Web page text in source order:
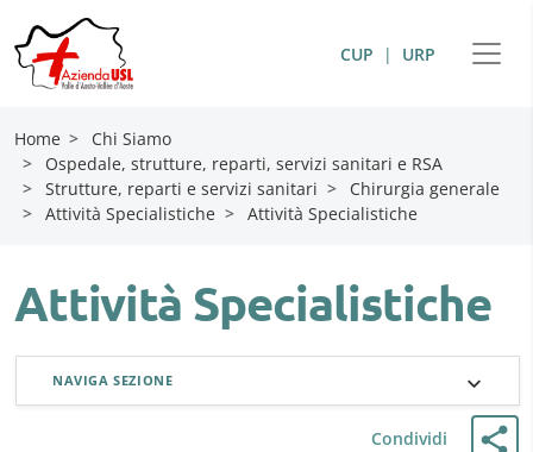
CUP | URP
Home >
Chi Siamo
>
Ospedale, strutture, reparti, servizi sanitari e RSA
> Strutture, reparti e servizi sanitari >
Chirurgia generale
> Attività Specialistiche > Attività Specialistiche
Attività Specialistiche
Condividi
NAVIGA SEZIONE